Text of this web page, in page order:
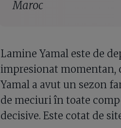
Maroc
Lamine Yamal este de
impresionat momentan,
Yamal a avut un sezon
de meciuri în toate
decisive. Este cotat de